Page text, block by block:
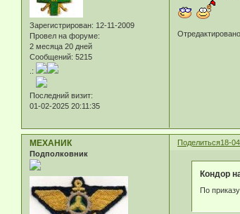
Зарегистрирован: 12-11-2009
Провел на форуме:
2 месяца 20 дней
Сообщений: 5215
.:
Последний визит:
01-02-2025 20:11:35
Поделиться18-
МЕХАНИК
Подполковник
Кондор
По